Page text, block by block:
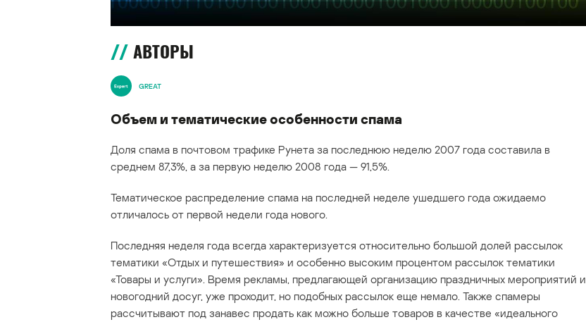
АВТОРЫ
GREAT
Объем и тематические особенности спама
Доля спама в почтовом трафике Рунета за последнюю неделю 2007 года составила в
среднем 87,3%, а за первую неделю 2008 года — 91,5%.
Тематическое распределение спама на последней неделе ушедшего года ожидаемо
отличалось от первой недели года нового.
Последняя неделя года всегда характеризуется относительно большой долей рассылок
тематики «Отдых и путешествия» и особенно высоким процентом рассылок тематики
«Товары и услуги». Время рекламы, предлагающей организацию праздничных мероприятий и
новогодний досуг, уже проходит, но подобных рассылок еще немало. Также спамеры
рассчитывают под занавес продать как можно больше товаров в качестве «идеального